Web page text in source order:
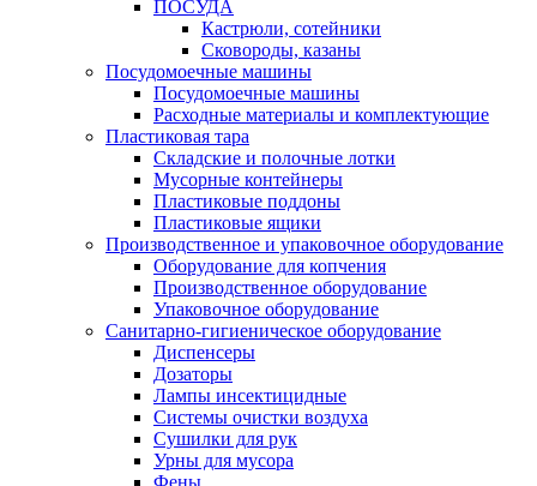
ПОСУДА
Кастрюли, сотейники
Сковороды, казаны
Посудомоечные машины
Посудомоечные машины
Расходные материалы и комплектующие
Пластиковая тара
Складские и полочные лотки
Мусорные контейнеры
Пластиковые поддоны
Пластиковые ящики
Производственное и упаковочное оборудование
Оборудование для копчения
Производственное оборудование
Упаковочное оборудование
Санитарно-гигиеническое оборудование
Диспенсеры
Дозаторы
Лампы инсектицидные
Системы очистки воздуха
Сушилки для рук
Урны для мусора
Фены